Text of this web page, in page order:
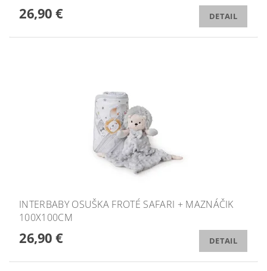
26,90 € DETAIL
INTERBABY OSUŠKA FROTÉ SAFARI + MAZNÁČIK
100X100CM
26,90 € DETAIL